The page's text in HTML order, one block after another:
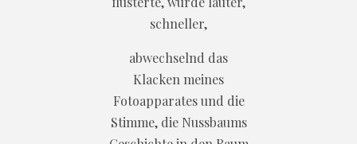
schneller,
abwechselnd das
Klacken meines
Fotoapparates und die
Stimme, die Nussbaums